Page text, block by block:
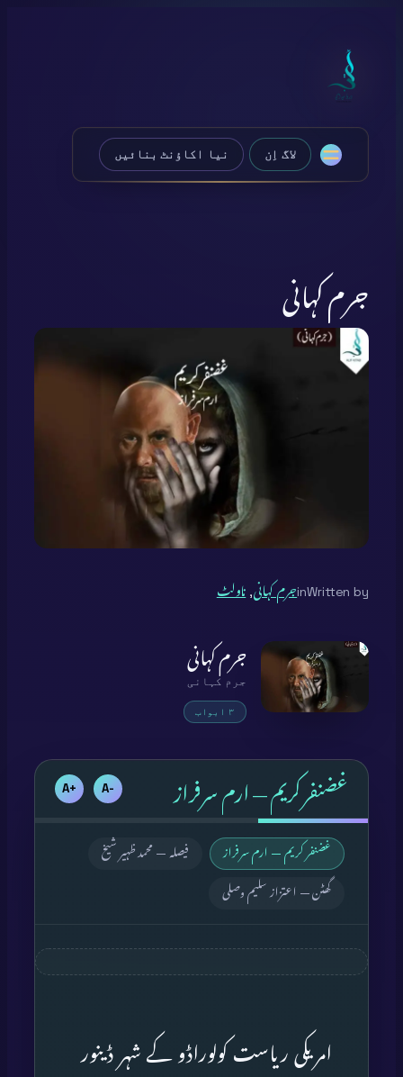
content
لاگ اِن نیا اکاؤنٹ بنائیں
جرم کہانی
Written by
inجرم کہانی, ناولٹ
جرم کہانی
جرم کہانی
۳ ابواب
غضنفر کریم — ارم سرفراز -A
+A
غضنفر کریم — ارم سرفراز فیصلہ — محمد ظہیر شیخ
گھٹن — اعتزاز سلیم وصلی
امریکی ریاست کولوراڈو کے شہر ڈینور